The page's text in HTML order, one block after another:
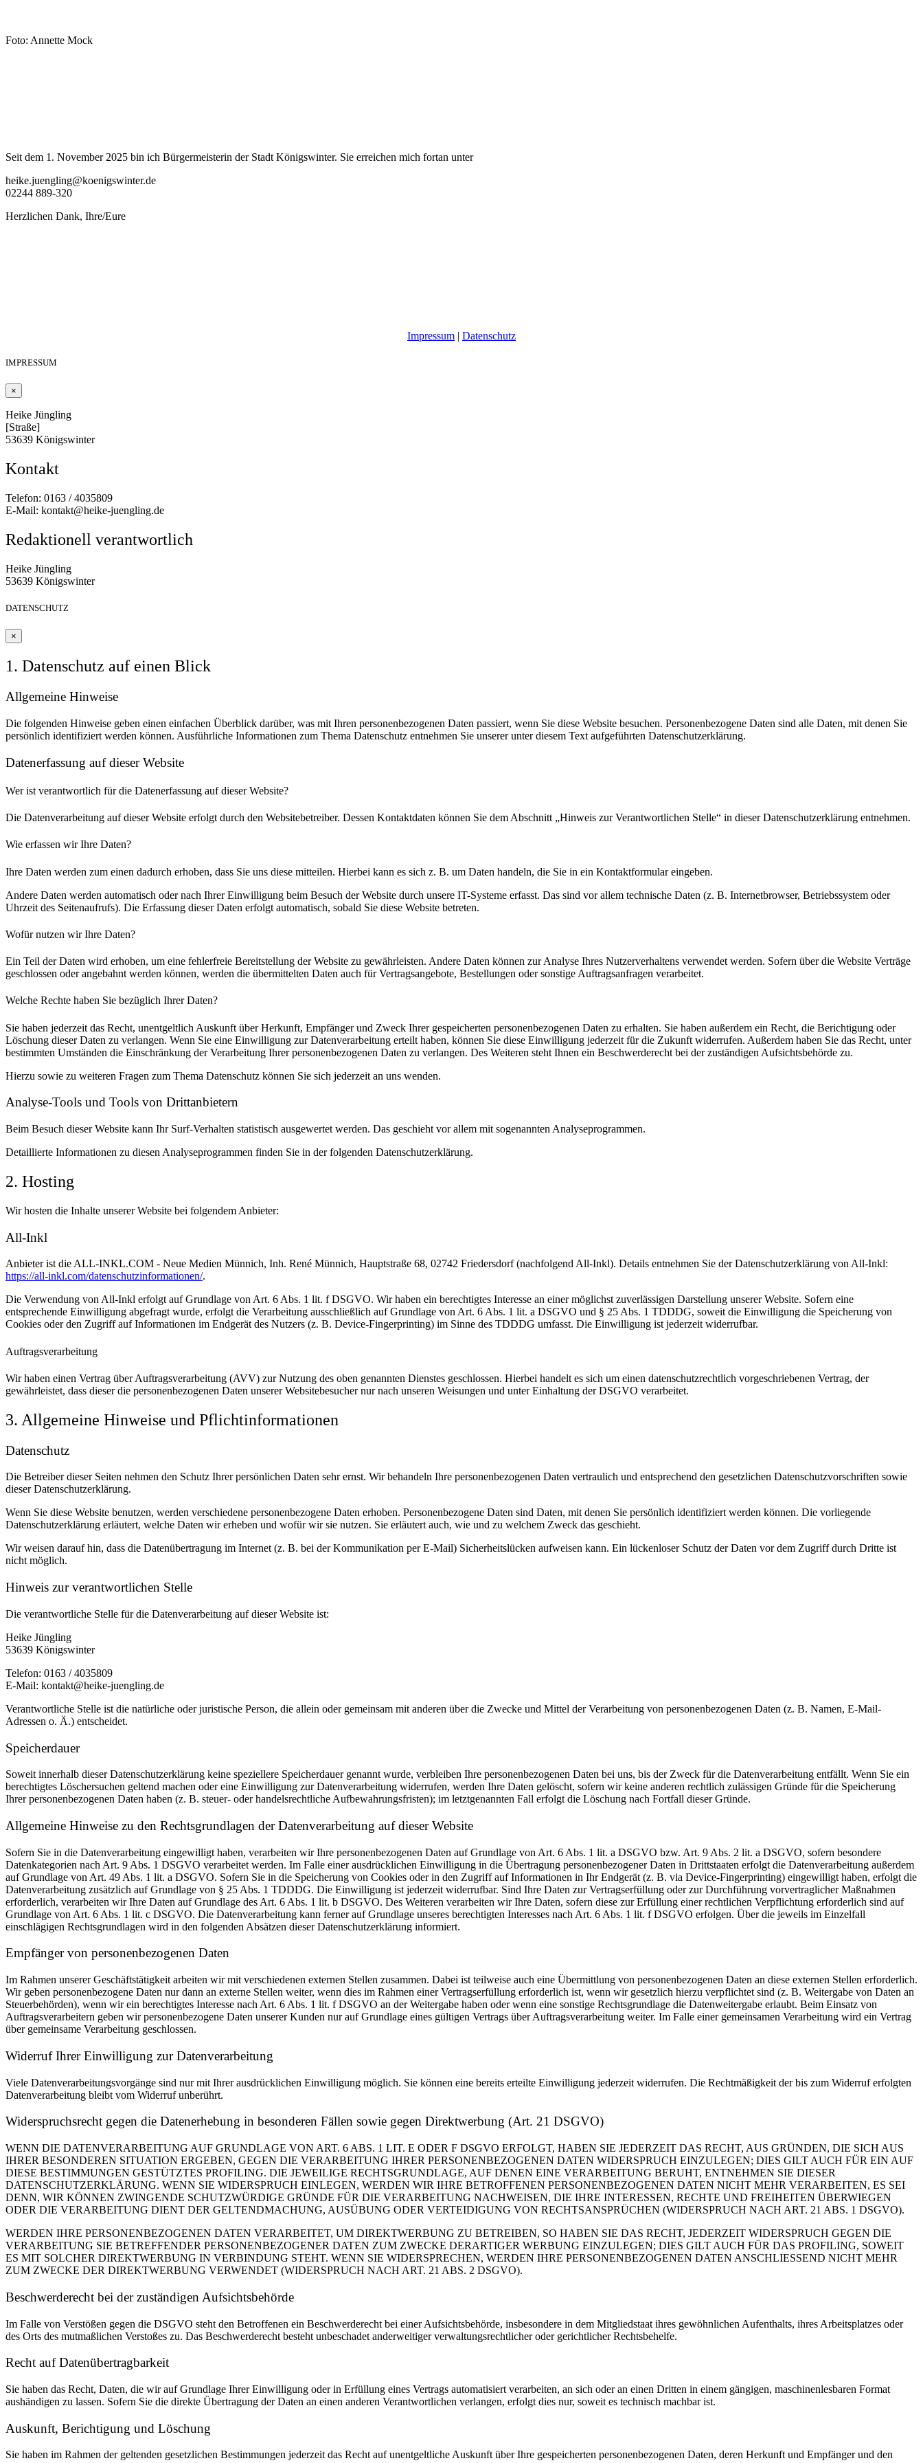
Foto: Annette Mock
Seit dem 1. November 2025 bin ich Bürgermeisterin der Stadt Königswinter. Sie erreichen mich fortan unter
heike.juengling@koenigswinter.de
02244 889-320
Herzlichen Dank, Ihre/Eure
Impressum | Datenschutz
IMPRESSUM
×
Heike Jüngling
[Straße]
53639 Königswinter
Kontakt
Telefon: 0163 / 4035809
E-Mail: kontakt@heike-juengling.de
Redaktionell verantwortlich
Heike Jüngling
53639 Königswinter
DATENSCHUTZ
×
1. Datenschutz auf einen Blick
Allgemeine Hinweise
Die folgenden Hinweise geben einen einfachen Überblick darüber, was mit Ihren personenbezogenen Daten passiert, wenn Sie diese Website besuchen. Personenbezogene Daten sind alle Daten, mit denen Sie
persönlich identifiziert werden können. Ausführliche Informationen zum Thema Datenschutz entnehmen Sie unserer unter diesem Text aufgeführten Datenschutzerklärung.
Datenerfassung auf dieser Website
Wer ist verantwortlich für die Datenerfassung auf dieser Website?
Die Datenverarbeitung auf dieser Website erfolgt durch den Websitebetreiber. Dessen Kontaktdaten können Sie dem Abschnitt „Hinweis zur Verantwortlichen Stelle“ in dieser Datenschutzerklärung entnehmen.
Wie erfassen wir Ihre Daten?
Ihre Daten werden zum einen dadurch erhoben, dass Sie uns diese mitteilen. Hierbei kann es sich z. B. um Daten handeln, die Sie in ein Kontaktformular eingeben.
Andere Daten werden automatisch oder nach Ihrer Einwilligung beim Besuch der Website durch unsere IT-Systeme erfasst. Das sind vor allem technische Daten (z. B. Internetbrowser, Betriebssystem oder
Uhrzeit des Seitenaufrufs). Die Erfassung dieser Daten erfolgt automatisch, sobald Sie diese Website betreten.
Wofür nutzen wir Ihre Daten?
Ein Teil der Daten wird erhoben, um eine fehlerfreie Bereitstellung der Website zu gewährleisten. Andere Daten können zur Analyse Ihres Nutzerverhaltens verwendet werden. Sofern über die Website Verträge
geschlossen oder angebahnt werden können, werden die übermittelten Daten auch für Vertragsangebote, Bestellungen oder sonstige Auftragsanfragen verarbeitet.
Welche Rechte haben Sie bezüglich Ihrer Daten?
Sie haben jederzeit das Recht, unentgeltlich Auskunft über Herkunft, Empfänger und Zweck Ihrer gespeicherten personenbezogenen Daten zu erhalten. Sie haben außerdem ein Recht, die Berichtigung oder
Löschung dieser Daten zu verlangen. Wenn Sie eine Einwilligung zur Datenverarbeitung erteilt haben, können Sie diese Einwilligung jederzeit für die Zukunft widerrufen. Außerdem haben Sie das Recht, unter
bestimmten Umständen die Einschränkung der Verarbeitung Ihrer personenbezogenen Daten zu verlangen. Des Weiteren steht Ihnen ein Beschwerderecht bei der zuständigen Aufsichtsbehörde zu.
Hierzu sowie zu weiteren Fragen zum Thema Datenschutz können Sie sich jederzeit an uns wenden.
Analyse-Tools und Tools von Dritt­anbietern
Beim Besuch dieser Website kann Ihr Surf-Verhalten statistisch ausgewertet werden. Das geschieht vor allem mit sogenannten Analyseprogrammen.
Detaillierte Informationen zu diesen Analyseprogrammen finden Sie in der folgenden Datenschutzerklärung.
2. Hosting
Wir hosten die Inhalte unserer Website bei folgendem Anbieter:
All-Inkl
Anbieter ist die ALL-INKL.COM - Neue Medien Münnich, Inh. René Münnich, Hauptstraße 68, 02742 Friedersdorf (nachfolgend All-Inkl). Details entnehmen Sie der Datenschutzerklärung von All-Inkl:
https://all-inkl.com/datenschutzinformationen/.
Die Verwendung von All-Inkl erfolgt auf Grundlage von Art. 6 Abs. 1 lit. f DSGVO. Wir haben ein berechtigtes Interesse an einer möglichst zuverlässigen Darstellung unserer Website. Sofern eine
entsprechende Einwilligung abgefragt wurde, erfolgt die Verarbeitung ausschließlich auf Grundlage von Art. 6 Abs. 1 lit. a DSGVO und § 25 Abs. 1 TDDDG, soweit die Einwilligung die Speicherung von
Cookies oder den Zugriff auf Informationen im Endgerät des Nutzers (z. B. Device-Fingerprinting) im Sinne des TDDDG umfasst. Die Einwilligung ist jederzeit widerrufbar.
Auftragsverarbeitung
Wir haben einen Vertrag über Auftragsverarbeitung (AVV) zur Nutzung des oben genannten Dienstes geschlossen. Hierbei handelt es sich um einen datenschutzrechtlich vorgeschriebenen Vertrag, der
gewährleistet, dass dieser die personenbezogenen Daten unserer Websitebesucher nur nach unseren Weisungen und unter Einhaltung der DSGVO verarbeitet.
3. Allgemeine Hinweise und Pflicht­informationen
Datenschutz
Die Betreiber dieser Seiten nehmen den Schutz Ihrer persönlichen Daten sehr ernst. Wir behandeln Ihre personenbezogenen Daten vertraulich und entsprechend den gesetzlichen Datenschutzvorschriften sowie
dieser Datenschutzerklärung.
Wenn Sie diese Website benutzen, werden verschiedene personenbezogene Daten erhoben. Personenbezogene Daten sind Daten, mit denen Sie persönlich identifiziert werden können. Die vorliegende
Datenschutzerklärung erläutert, welche Daten wir erheben und wofür wir sie nutzen. Sie erläutert auch, wie und zu welchem Zweck das geschieht.
Wir weisen darauf hin, dass die Datenübertragung im Internet (z. B. bei der Kommunikation per E-Mail) Sicherheitslücken aufweisen kann. Ein lückenloser Schutz der Daten vor dem Zugriff durch Dritte ist
nicht möglich.
Hinweis zur verantwortlichen Stelle
Die verantwortliche Stelle für die Datenverarbeitung auf dieser Website ist:
Heike Jüngling
53639 Königswinter
Telefon: 0163 / 4035809
E-Mail: kontakt@heike-juengling.de
Verantwortliche Stelle ist die natürliche oder juristische Person, die allein oder gemeinsam mit anderen über die Zwecke und Mittel der Verarbeitung von personenbezogenen Daten (z. B. Namen, E-Mail-
Adressen o. Ä.) entscheidet.
Speicherdauer
Soweit innerhalb dieser Datenschutzerklärung keine speziellere Speicherdauer genannt wurde, verbleiben Ihre personenbezogenen Daten bei uns, bis der Zweck für die Datenverarbeitung entfällt. Wenn Sie ein
berechtigtes Löschersuchen geltend machen oder eine Einwilligung zur Datenverarbeitung widerrufen, werden Ihre Daten gelöscht, sofern wir keine anderen rechtlich zulässigen Gründe für die Speicherung
Ihrer personenbezogenen Daten haben (z. B. steuer- oder handelsrechtliche Aufbewahrungsfristen); im letztgenannten Fall erfolgt die Löschung nach Fortfall dieser Gründe.
Allgemeine Hinweise zu den Rechtsgrundlagen der Datenverarbeitung auf dieser Website
Sofern Sie in die Datenverarbeitung eingewilligt haben, verarbeiten wir Ihre personenbezogenen Daten auf Grundlage von Art. 6 Abs. 1 lit. a DSGVO bzw. Art. 9 Abs. 2 lit. a DSGVO, sofern besondere
Datenkategorien nach Art. 9 Abs. 1 DSGVO verarbeitet werden. Im Falle einer ausdrücklichen Einwilligung in die Übertragung personenbezogener Daten in Drittstaaten erfolgt die Datenverarbeitung außerdem
auf Grundlage von Art. 49 Abs. 1 lit. a DSGVO. Sofern Sie in die Speicherung von Cookies oder in den Zugriff auf Informationen in Ihr Endgerät (z. B. via Device-Fingerprinting) eingewilligt haben, erfolgt die
Datenverarbeitung zusätzlich auf Grundlage von § 25 Abs. 1 TDDDG. Die Einwilligung ist jederzeit widerrufbar. Sind Ihre Daten zur Vertragserfüllung oder zur Durchführung vorvertraglicher Maßnahmen
erforderlich, verarbeiten wir Ihre Daten auf Grundlage des Art. 6 Abs. 1 lit. b DSGVO. Des Weiteren verarbeiten wir Ihre Daten, sofern diese zur Erfüllung einer rechtlichen Verpflichtung erforderlich sind auf
Grundlage von Art. 6 Abs. 1 lit. c DSGVO. Die Datenverarbeitung kann ferner auf Grundlage unseres berechtigten Interesses nach Art. 6 Abs. 1 lit. f DSGVO erfolgen. Über die jeweils im Einzelfall
einschlägigen Rechtsgrundlagen wird in den folgenden Absätzen dieser Datenschutzerklärung informiert.
Empfänger von personenbezogenen Daten
Im Rahmen unserer Geschäftstätigkeit arbeiten wir mit verschiedenen externen Stellen zusammen. Dabei ist teilweise auch eine Übermittlung von personenbezogenen Daten an diese externen Stellen erforderlich.
Wir geben personenbezogene Daten nur dann an externe Stellen weiter, wenn dies im Rahmen einer Vertragserfüllung erforderlich ist, wenn wir gesetzlich hierzu verpflichtet sind (z. B. Weitergabe von Daten an
Steuerbehörden), wenn wir ein berechtigtes Interesse nach Art. 6 Abs. 1 lit. f DSGVO an der Weitergabe haben oder wenn eine sonstige Rechtsgrundlage die Datenweitergabe erlaubt. Beim Einsatz von
Auftragsverarbeitern geben wir personenbezogene Daten unserer Kunden nur auf Grundlage eines gültigen Vertrags über Auftragsverarbeitung weiter. Im Falle einer gemeinsamen Verarbeitung wird ein Vertrag
über gemeinsame Verarbeitung geschlossen.
Widerruf Ihrer Einwilligung zur Datenverarbeitung
Viele Datenverarbeitungsvorgänge sind nur mit Ihrer ausdrücklichen Einwilligung möglich. Sie können eine bereits erteilte Einwilligung jederzeit widerrufen. Die Rechtmäßigkeit der bis zum Widerruf erfolgten
Datenverarbeitung bleibt vom Widerruf unberührt.
Widerspruchsrecht gegen die Datenerhebung in besonderen Fällen sowie gegen Direktwerbung (Art. 21 DSGVO)
WENN DIE DATENVERARBEITUNG AUF GRUNDLAGE VON ART. 6 ABS. 1 LIT. E ODER F DSGVO ERFOLGT, HABEN SIE JEDERZEIT DAS RECHT, AUS GRÜNDEN, DIE SICH AUS
IHRER BESONDEREN SITUATION ERGEBEN, GEGEN DIE VERARBEITUNG IHRER PERSONENBEZOGENEN DATEN WIDERSPRUCH EINZULEGEN; DIES GILT AUCH FÜR EIN AUF
DIESE BESTIMMUNGEN GESTÜTZTES PROFILING. DIE JEWEILIGE RECHTSGRUNDLAGE, AUF DENEN EINE VERARBEITUNG BERUHT, ENTNEHMEN SIE DIESER
DATENSCHUTZERKLÄRUNG. WENN SIE WIDERSPRUCH EINLEGEN, WERDEN WIR IHRE BETROFFENEN PERSONENBEZOGENEN DATEN NICHT MEHR VERARBEITEN, ES SEI
DENN, WIR KÖNNEN ZWINGENDE SCHUTZWÜRDIGE GRÜNDE FÜR DIE VERARBEITUNG NACHWEISEN, DIE IHRE INTERESSEN, RECHTE UND FREIHEITEN ÜBERWIEGEN
ODER DIE VERARBEITUNG DIENT DER GELTENDMACHUNG, AUSÜBUNG ODER VERTEIDIGUNG VON RECHTSANSPRÜCHEN (WIDERSPRUCH NACH ART. 21 ABS. 1 DSGVO).
WERDEN IHRE PERSONENBEZOGENEN DATEN VERARBEITET, UM DIREKTWERBUNG ZU BETREIBEN, SO HABEN SIE DAS RECHT, JEDERZEIT WIDERSPRUCH GEGEN DIE
VERARBEITUNG SIE BETREFFENDER PERSONENBEZOGENER DATEN ZUM ZWECKE DERARTIGER WERBUNG EINZULEGEN; DIES GILT AUCH FÜR DAS PROFILING, SOWEIT
ES MIT SOLCHER DIREKTWERBUNG IN VERBINDUNG STEHT. WENN SIE WIDERSPRECHEN, WERDEN IHRE PERSONENBEZOGENEN DATEN ANSCHLIESSEND NICHT MEHR
ZUM ZWECKE DER DIREKTWERBUNG VERWENDET (WIDERSPRUCH NACH ART. 21 ABS. 2 DSGVO).
Beschwerde­recht bei der zuständigen Aufsichts­behörde
Im Falle von Verstößen gegen die DSGVO steht den Betroffenen ein Beschwerderecht bei einer Aufsichtsbehörde, insbesondere in dem Mitgliedstaat ihres gewöhnlichen Aufenthalts, ihres Arbeitsplatzes oder
des Orts des mutmaßlichen Verstoßes zu. Das Beschwerderecht besteht unbeschadet anderweitiger verwaltungsrechtlicher oder gerichtlicher Rechtsbehelfe.
Recht auf Daten­übertrag­barkeit
Sie haben das Recht, Daten, die wir auf Grundlage Ihrer Einwilligung oder in Erfüllung eines Vertrags automatisiert verarbeiten, an sich oder an einen Dritten in einem gängigen, maschinenlesbaren Format
aushändigen zu lassen. Sofern Sie die direkte Übertragung der Daten an einen anderen Verantwortlichen verlangen, erfolgt dies nur, soweit es technisch machbar ist.
Auskunft, Berichtigung und Löschung
Sie haben im Rahmen der geltenden gesetzlichen Bestimmungen jederzeit das Recht auf unentgeltliche Auskunft über Ihre gespeicherten personenbezogenen Daten, deren Herkunft und Empfänger und den